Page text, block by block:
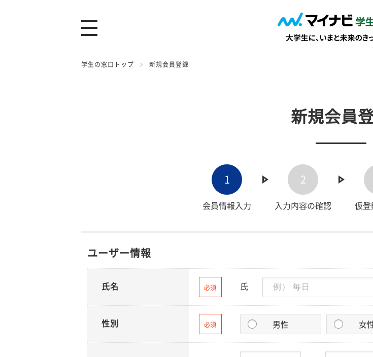
学生の窓口トップ 新規会員登録
新規会員
1
会員情報入力
2
入力内容の確認 仮登
ユーザー情報
氏名 必須 氏
性別 必須 男性 女